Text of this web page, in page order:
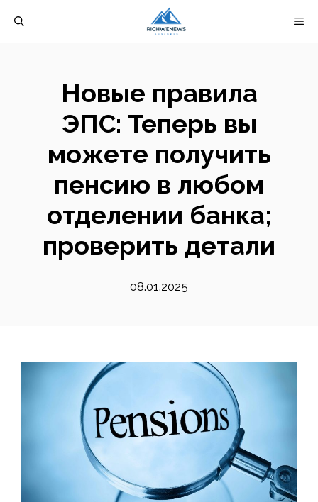
Новые правила
ЭПС: Теперь вы
можете получить
пенсию в любом
отделении банка;
проверить детали
08.01.2025